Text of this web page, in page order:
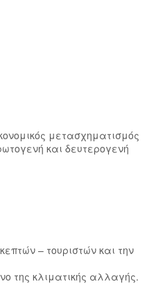
μετασχηματισμός
και δευτερογενή
– τουριστών και την
της κλιματικής αλλαγής.